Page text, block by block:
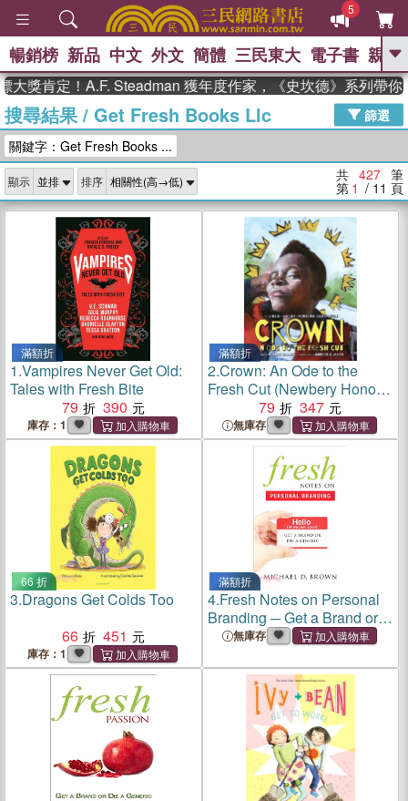
5
GO
熱搜： 東野圭吾 The Odyssey 、
父親節 、 如果歷史是一群喵 、 暑期
念華 、 台灣的李登輝時代 、 數學女
孩：黎曼猜想
偉大的迷走神經
暢銷榜 新品 中文 外文 簡體 三民東大 電子書 親子
定！A.F. Steadman 獲年度作家，《史坎德》系列帶你踏上
搜尋結果/ Get Fresh Books Llc
篩選
關鍵字：Get Fresh Books ...
顯示 排序 共 427 筆
第 1 / 11 頁
滿額折
1.Vampires Never Get Old:
Tales with Fresh Bite
79
390
庫存：1
滿額折
2.Crown: An Ode to the
Fresh Cut (Newbery Honor
79 347
無庫存
66 折
3.Dragons Get Colds Too
66
451
庫存：1
滿額折
4.Fresh Notes on Personal
Branding ─ Get a Brand or
Die a Generic
無庫存